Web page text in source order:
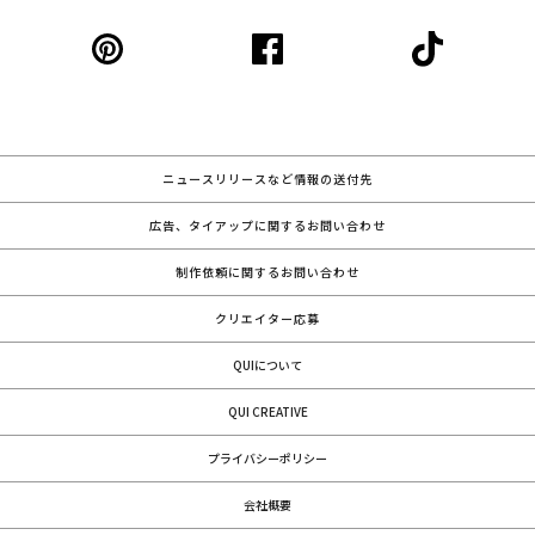
ニュースリリースなど情報の送付先
広告、タイアップに関するお問い合わせ
制作依頼に関するお問い合わせ
クリエイター応募
QUIについて
QUI CREATIVE
プライバシーポリシー
会社概要